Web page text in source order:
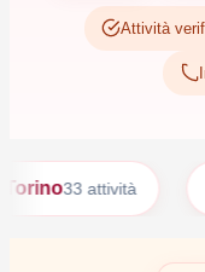
Attività
33 attività